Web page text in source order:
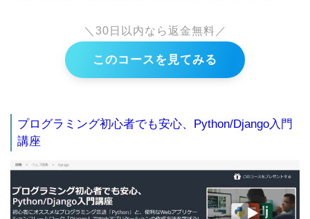
＼30日以内なら返金無料／
このコースを見てみる
プログラミング初心者でも安心、Python/Django入門
講座